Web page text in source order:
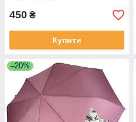
450 ₴
Купити
–20%